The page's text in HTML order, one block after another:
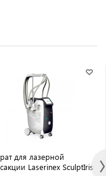
для лазерной
Laserinex SculptIris